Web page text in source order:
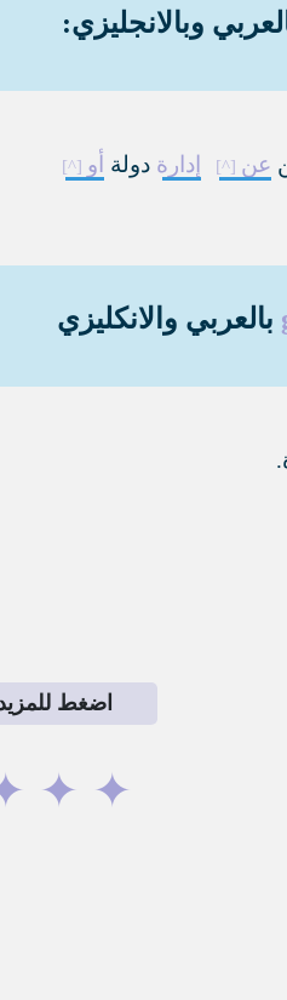
وبالانجليزي:
عن إدارة دولة أو
بالعربي والانكليزي
اضغط
✦
✦